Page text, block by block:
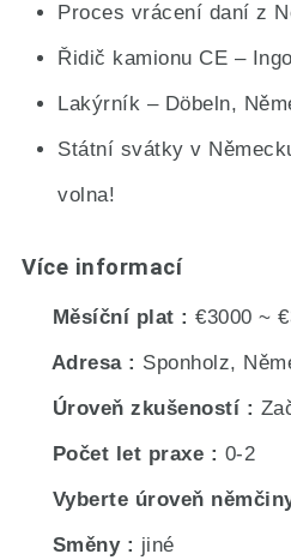
Proces vrácení daní z
Řidič kamionu CE –
Lakýrník – Döbeln,
Státní svátky v
volna!
Více informací
Měsíční plat
€3000 ~
Adresa
Sponholz,
Úroveň zkušeností
Počet let praxe
0-2
Vyberte úroveň
Směny
jiné